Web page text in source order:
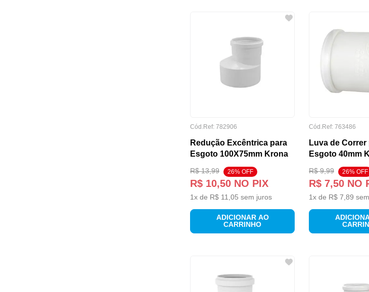
Cód.Ref: 782906
Redução Excêntrica para
Esgoto 100X75mm Krona
R$ 13,99 26% OFF
R$ 10,50 NO PIX
1x de R$ 11 05 sem juros
ADICIONAR AO
CARRINHO
Cód.Ref: 763486
Luva de Correr
Esgoto 40mm
R$ 9,99 26% OFF
R$ 7,50 NO
1x de R$ 7 89